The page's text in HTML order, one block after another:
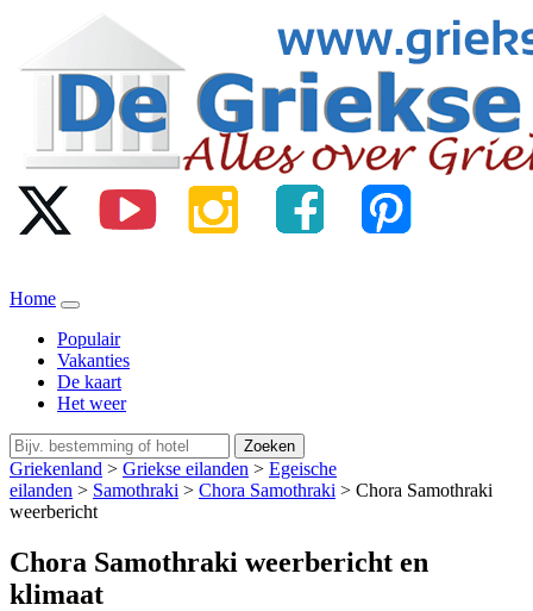
Home
Populair
Vakanties
De kaart
Het weer
Zoeken
Griekenland > Griekse eilanden > Egeische
eilanden > Samothraki > Chora Samothraki > Chora Samothraki
weerbericht
Chora Samothraki weerbericht en
klimaat